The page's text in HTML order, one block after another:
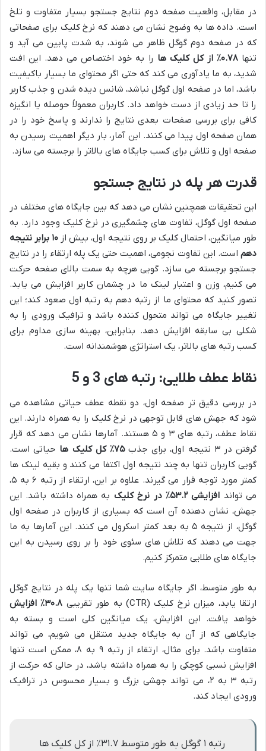
در مقابل، واقعیت صفحه دوم نتایج جستجو بسیار متفاوت و تلخ
است. داده ها به وضوح نشان می دهند که نرخ کلیک برای صفحاتی
که در صفحه دوم گوگل ظاهر می شوند، به شدت پایین می آید و
تنها۰.۷۸٪ از کل کلیک ها
را به خود اختصاص می دهد. این افت
شدید، به ما یادآوری می کند که حتی اگر محتوای ما بسیار باکیفیت
باشد، اما در صفحه اول گوگل نباشد، شانس دیده شدن و جذب کاربر
را تا حد زیادی از دست خواهد داد. کاربران معمولاً حوصله یا انگیزه
کافی برای بررسی صفحات بعدی نتایج را ندارند و پاسخ خود را در
همان صفحه اول پیدا می کنند. این آمار، بار دیگر اهمیت رسیدن به
صفحه اول و تلاش برای کسب جایگاه های بالاتر را برجسته می سازد.
قدرت هر پله در نتایج جستجو
این تحقیقات همچنین نشان می دهد که بین جایگاه های مختلف در
صفحه اول گوگل، تفاوت های چشمگیری در نرخ کلیک وجود دارد. به
طور میانگین، احتمال کلیک بر روی نتیجه اول، بیش از
۱۰ برابر نتیجه
دهم است. این تفاوت نجومی، اهمیت حتی یک پله ارتقاء را در نتایج
جستجو برجسته می سازد. گویی هرچه به سمت بالای صفحه حرکت
می کنیم، وزن و اعتبار لینک ما در چشمان کاربر افزایش می یابد.
تصور کنید که محتوای ما از رتبه دهم به رتبه اول صعود کند؛ این
تغییر جایگاه می تواند متحول کننده باشد و ترافیک ورودی را به
شکلی بی سابقه افزایش دهد. بنابراین، بهینه سازی مداوم برای
کسب رتبه های بالاتر، یک استراتژی هوشمندانه است.
نقاط عطف طلایی: رتبه های 3 و 5
در بررسی دقیق تر صفحه اول، دو نقطه عطف حیاتی مشاهده می
شود که جهش های قابل توجهی در نرخ کلیک را به همراه دارند. این
نقاط عطف، رتبه های ۳ و ۵ هستند. آمارها نشان می دهد که قرار
گرفتن در ۳ نتیجه اول، برای جذب
۷۵٪ کل کلیک ها
حیاتی است.
گویی کاربران تنها به چند نتیجه اول اکتفا می کنند و بقیه لینک ها
کمتر مورد توجه قرار می گیرند. علاوه بر این، ارتقاء از رتبه ۶ به ۵،
می تواند افزایشی ۵۳.۲٪ در نرخ کلیک
به همراه داشته باشد. این
جهش، نشان دهنده آن است که بسیاری از کاربران در صفحه اول
گوگل، از نتیجه ۵ به بعد کمتر اسکرول می کنند. این آمارها به ما
جهت می دهند که تلاش های سئوی خود را بر روی رسیدن به این
جایگاه های طلایی متمرکز کنیم.
به طور متوسط، اگر جایگاه سایت شما تنها یک پله در نتایج گوگل
ارتقا یابد، میزان نرخ کلیک (CTR) به طور تقریبی
۳۰.۸٪ افزایش
خواهد یافت. این افزایش، یک میانگین کلی است و بسته به
جایگاهی که از آن به جایگاه جدید منتقل می شویم، می تواند
متفاوت باشد. برای مثال، ارتقاء از رتبه ۹ به ۸، ممکن است تنها
افزایش نسبی کوچکی را به همراه داشته باشد، در حالی که حرکت از
رتبه ۳ به ۲، می تواند جهشی بزرگ و بسیار محسوس در ترافیک
ورودی ایجاد کند.
رتبه ۱ گوگل به طور متوسط ۳۱.۷٪ از کل کلیک ها